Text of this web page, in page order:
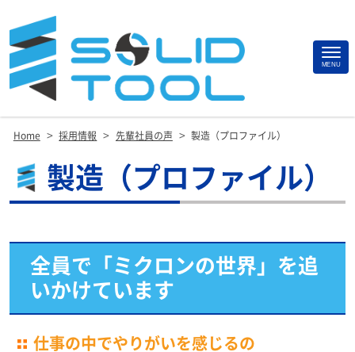
MENU
Home > 採用情報 > 先輩社員の声 > 製造（プロファイル）
製造（プロファイル）
全員で「ミクロンの世界」を追
いかけています
仕事の中でやりがいを感じるの
Site
Footer